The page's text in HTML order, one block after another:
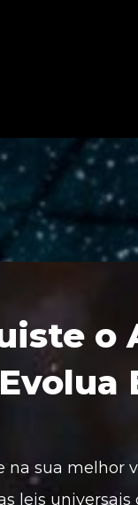
o
Evolua
na sua melhor